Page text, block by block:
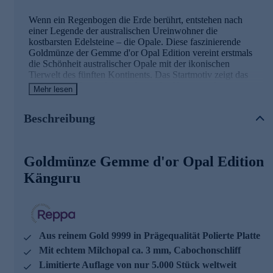
Wenn ein Regenbogen die Erde berührt, entstehen nach
einer Legende der australischen Ureinwohner die
kostbarsten Edelsteine – die Opale. Diese faszinierende
Goldmünze der Gemme d'or Opal Edition vereint erstmals
die Schönheit australischer Opale mit der ikonischen
Tierwelt des fünften Kontinents. Das Startmotiv zeigt das
berühmteste Symbol Australiens: das Känguru, das mit
Geschwindigkeiten von bis zu 60 km/h durch die Weiten des
Gold 9999 in der höchsten Prägequalität Polierte Platte
Cabochonschliff, der mit seinem sanften, milchigen
Schimmer die Münze zu einem wahren Sammlerschatz
macht. Dieser opake bis transluzente Edelstein wird
Pedy und Andamooka gefunden und verdankt seine
charakteristische Färbung der Lichtstreuung an feinen
einem Nennwert von 100 Francs ist diese Münze aus Mali
ein exklusives Sammlerstück, das in einer streng limitierten
Auflage von nur 5.000 Exemplaren weltweit erscheint. Die
Mehr lesen
Beschreibung
Goldmünze Gemme d'or Opal Edition
Känguru
Aus reinem Gold 9999 in Prägequalität Polierte Platte
Mit echtem Milchopal ca. 3 mm, Cabochonschliff
Limitierte Auflage von nur 5.000 Stück weltweit